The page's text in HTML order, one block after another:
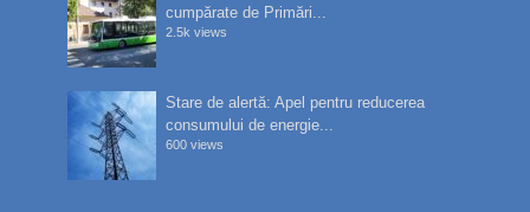
cumpărate de Primări...
2.5k views
Stare de alertă: Apel pentru reducerea
consumului de energie...
600 views